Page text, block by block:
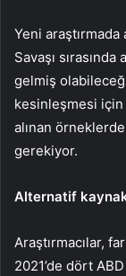
Yeni araştırmada
Savaşı
gelmiş
kesinleşmesi
alınan
gerekiyor.
Alternatif
Araştırmacılar,
2021’de dört